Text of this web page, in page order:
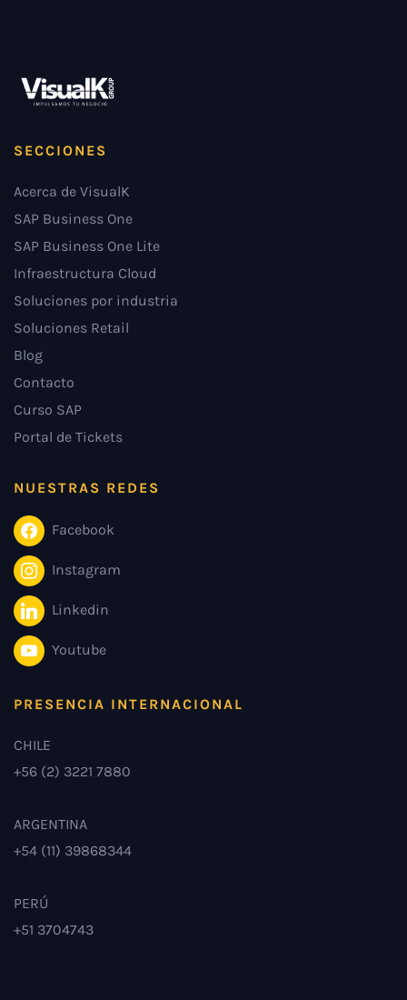
SECCIONES
Acerca de VisualK
SAP Business One
SAP Business One Lite
Infraestructura Cloud
Soluciones por industria
Soluciones Retail
Blog
Contacto
Curso SAP
Portal de Tickets
NUESTRAS REDES
Facebook
Instagram
Linkedin
Youtube
PRESENCIA INTERNACIONAL
CHILE
+56 (2) 3221 7880
ARGENTINA
+54 (11) 39868344
PERÚ
+51 3704743